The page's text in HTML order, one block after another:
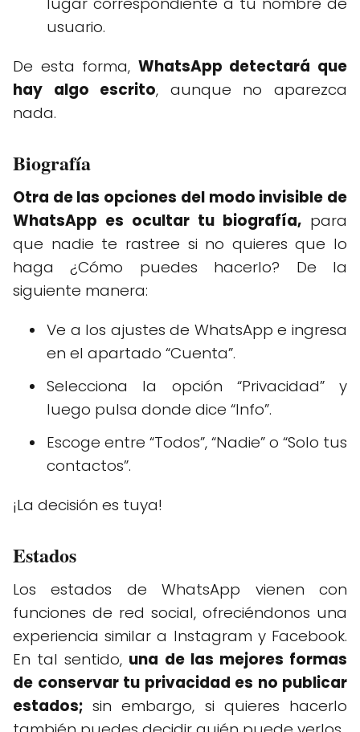
usuario.
De esta forma, WhatsApp detectará que
hay algo escrito, aunque no aparezca
nada.
Biografía
Otra de las opciones del modo invisible de
WhatsApp es ocultar tu biografía, para
que nadie te rastree si no quieres que lo
haga ¿Cómo puedes hacerlo? De la
siguiente manera:
Ve a los ajustes de WhatsApp e ingresa
en el apartado “Cuenta”.
Selecciona la opción “Privacidad” y
luego pulsa donde dice “Info”.
Escoge entre “Todos”, “Nadie” o “Solo tus
contactos”.
¡La decisión es tuya!
Estados
Los estados de WhatsApp vienen con
funciones de red social, ofreciéndonos una
experiencia similar a Instagram y Facebook.
En tal sentido, una de las mejores formas
de conservar tu privacidad es no publicar
estados;sin embargo, si quieres hacerlo